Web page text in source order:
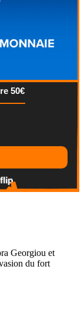
50€
Georgiou et
du fort